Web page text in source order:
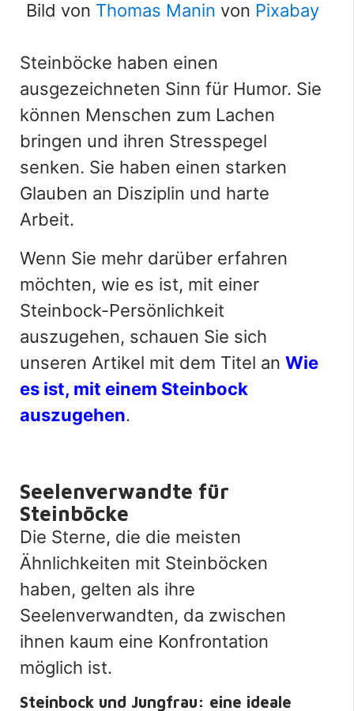
Bild von Thomas Manin von Pixabay
Steinböcke haben einen
ausgezeichneten Sinn für Humor. Sie
können Menschen zum Lachen
bringen und ihren Stresspegel
senken. Sie haben einen starken
Glauben an Disziplin und harte
Arbeit.
Wenn Sie mehr darüber erfahren
möchten, wie es ist, mit einer
Steinbock-Persönlichkeit
auszugehen, schauen Sie sich
unseren Artikel mit dem Titel an Wie
es ist, mit einem Steinbock
auszugehen.
Seelenverwandte für
Steinböcke
Die Sterne, die die meisten
Ähnlichkeiten mit Steinböcken
haben, gelten als ihre
Seelenverwandten, da zwischen
ihnen kaum eine Konfrontation
möglich ist.
Steinbock und Jungfrau: eine ideale